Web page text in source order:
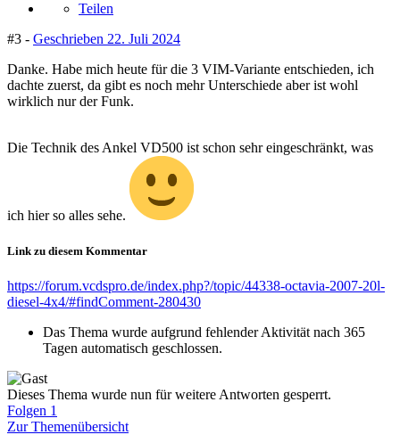
Teilen
#3 - Geschrieben 22. Juli 2024
Danke. Habe mich heute für die 3 VIM-Variante entschieden, ich
dachte zuerst, da gibt es noch mehr Unterschiede aber ist wohl
wirklich nur der Funk.
Die Technik des Ankel VD500 ist schon sehr eingeschränkt, was
ich hier so alles sehe.
Link zu diesem Kommentar
https://forum.vcdspro.de/index.php?/topic/44338-octavia-2007-20l-
diesel-4x4/#findComment-280430
Das Thema wurde aufgrund fehlender Aktivität nach 365
Tagen automatisch geschlossen.
Dieses Thema wurde nun für weitere Antworten gesperrt.
Folgen 1
Zur Themenübersicht